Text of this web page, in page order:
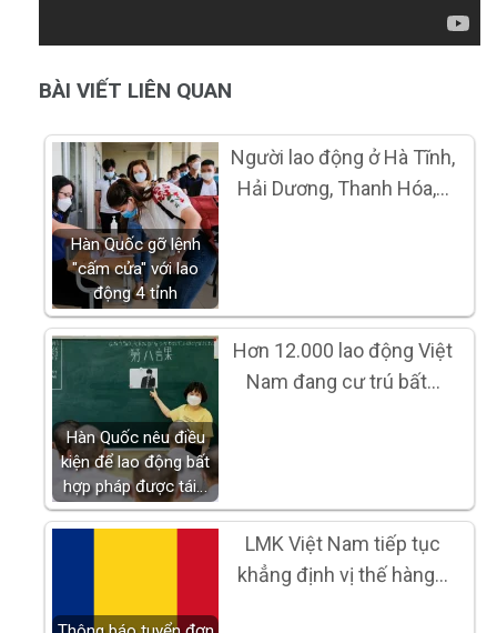
BÀI VIẾT LIÊN QUAN
Hàn Quốc gỡ lệnh
"cấm cửa" với lao
động 4 tỉnh
Người lao động ở Hà Tĩnh,
Hải Dương, Thanh Hóa,…
Hàn Quốc nêu điều
kiện để lao động bất
hợp pháp được tái…
Hơn 12.000 lao động Việt
Nam đang cư trú bất…
LMK Việt Nam tiếp tục
khẳng định vị thế hàng…